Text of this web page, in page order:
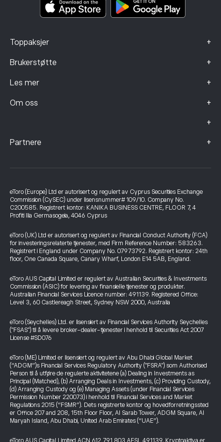
Toppaksjer +
Brukerstøtte +
Les mer +
Om oss +
+
Partnere +
eToro (Europe) Ltd er autorisert og regulert av Cyprus Securities Exchange
Commission (CySEC) under lisensnummer# 109/10. Company No.
C200585. Registrert kontor: KANIKA BUSINESS CENTRE, FLOOR 7, 4
Profiti Ilia Germasogeia, 4046 Cyprus
eToro (UK) Ltd er autorisert og regulert av Financial Conduct Authority (FCA)
for investeringsrelaterte tjenester, med Firm Reference Number: 583263.
Registrert i England under Company No. 07973792. Registrert kontor: 24th
floor, One Canada Square, Canary Wharf, London E14 5AB, England.
eToro AUS Capital Limited er regulert av Australian Securities & Investments
Commission (ASIC) for levering av finansielle tjenester og produkter.
Australian Financial Services Licence number: 491139. Registered Office:
Level 3, 60 Castlereagh Street, Sydney NSW 2000, Australia
eToro (Seychelles) Ltd. er lisensiert av Financial Services Authority Seychelles
("FSAS") til å levere broker-dealer-tjenester i henhold til Securities Act 2007
License #SD076
eToro (ME) Limited er lisensiert og regulert av Abu Dhabi Global Market
(“ADGM”)s Financial Services Regulatory Authority ("FSRA") som Authorised
Person til å utføre de regulerte aktivitetene (a) Dealing in Investments as
Principal (Matched), (b) Arranging Deals in Investments, (c) Providing Custody,
(d) Arranging Custody og (e) Managing Assets (under Financial Services
Permission Number 220073) i henhold til Financial Services and Market
Regulations 2015 (“FSMR”). Dets registrerte kontor og hovedforretningssted
er Office 207 and 208, 15th Floor Floor, Al Sarab Tower, ADGM Square, Al
Maryah Island, Abu Dhabi, United Arab Emirates (“UAE”).
eToro AUS Capital Limited ACN 612 791 803 AFSL 491139. Kryptoaktiva er